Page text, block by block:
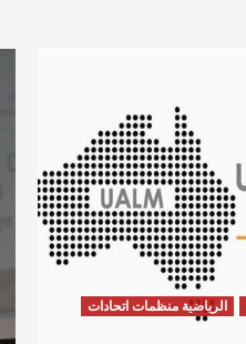
الرياضية منظمات اتحادات